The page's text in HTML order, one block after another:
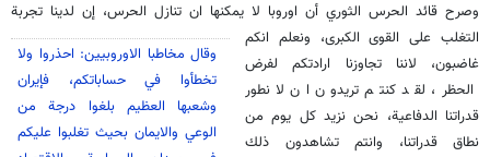
وصرح قائد الحرس الثوري أن اوروبا لا يمكنها ان تنازل الحرس، إن لدينا تجربة
التغلب على القوى الكبرى،
وقال مخاطبا الاوروبيين: احذروا ولا
تخطأوا في حساباتكم، فإيران
وشعبها العظيم بلغوا درجة من
الوعي والايمان بحيث تغلبوا عليكم
ونعلم انكم
غاضبون، لاننا تجاوزنا ارادتكم لفرض
الحظر، لقد كنتم تريدون ان لا نطور
قدراتنا الدفاعية، نحن نزيد كل يوم من
نطاق قدراتنا، وانتم تشاهدون ذلك